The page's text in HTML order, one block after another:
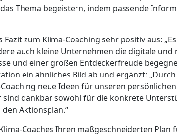
Thema begeistern, indem passende
Fazit zum Klima-Coaching sehr positiv aus:
auch kleine Unternehmen die digitale und
und einer großen Entdeckerfreude
ein ähnliches Bild ab und ergänzt:
neue Ideen für unseren
sind dankbar sowohl für die konkrete
Aktionsplan.“
Coaches Ihren maßgeschneiderten Plan